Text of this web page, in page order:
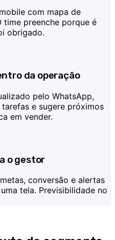
com mapa de
time preenche porque é
obrigado.
da operação
pelo WhatsApp,
e sugere próximos
em vender.
o gestor
conversão e alertas
tela. Previsibilidade no